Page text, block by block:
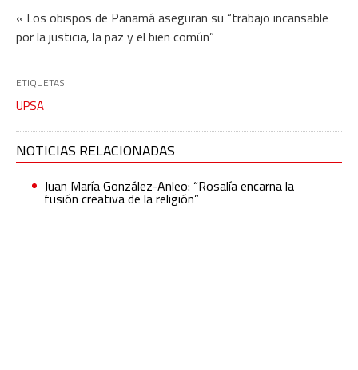
« Los obispos de Panamá aseguran su “trabajo incansable
por la justicia, la paz y el bien común”
ETIQUETAS:
UPSA
NOTICIAS RELACIONADAS
Juan María González-Anleo: “Rosalía encarna la
fusión creativa de la religión”